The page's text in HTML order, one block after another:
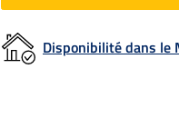
Disponibilité dans le